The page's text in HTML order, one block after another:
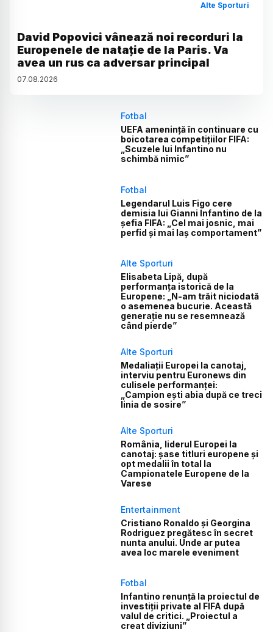
Alte Sporturi
David Popovici vânează noi recorduri la
Europenele de natație de la Paris. Va
avea un rus ca adversar principal
07.08.2026
Fotbal
UEFA amenință în continuare cu
boicotarea competițiilor FIFA:
„Scuzele lui Infantino nu
schimbă nimic”
Fotbal
Legendarul Luis Figo cere
demisia lui Gianni Infantino de la
șefia FIFA: „Cel mai josnic, mai
perfid și mai laș comportament”
Alte Sporturi
Elisabeta Lipă, după
performanța istorică de la
Europene: „N-am trăit niciodată
o asemenea bucurie. Această
generație nu se resemnează
când pierde”
Alte Sporturi
Medaliații Europei la canotaj,
interviu pentru Euronews din
culisele performanței:
„Campion ești abia după ce treci
linia de sosire”
Alte Sporturi
România, liderul Europei la
canotaj: șase titluri europene și
opt medalii în total la
Campionatele Europene de la
Varese
Entertainment
Cristiano Ronaldo și Georgina
Rodriguez pregătesc în secret
nunta anului. Unde ar putea
avea loc marele eveniment
Fotbal
Infantino renunță la proiectul de
investiții private al FIFA după
valul de critici. „Proiectul a
creat diviziuni”